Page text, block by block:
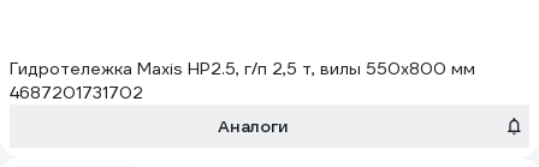
Гидротележка Maxis HP2.5, г/п 2,5 т, вилы 550х800 мм
4687201731702
Аналоги